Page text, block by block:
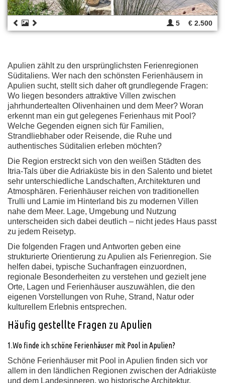
5 € 2.500
Apulien zählt zu den ursprünglichsten Ferienregionen
Süditaliens. Wer nach den schönsten Ferienhäusern in
Apulien sucht, stellt sich daher oft grundlegende Fragen:
Wo liegen besonders attraktive Villen zwischen
jahrhundertealten Olivenhainen und dem Meer? Woran
erkennt man ein gut gelegenes Ferienhaus mit Pool?
Welche Gegenden eignen sich für Familien,
Strandliebhaber oder Reisende, die Ruhe und
authentisches Süditalien erleben möchten?
Die Region erstreckt sich von den weißen Städten des
Itria-Tals über die Adriaküste bis in den Salento und bietet
sehr unterschiedliche Landschaften, Architekturen und
Atmosphären. Ferienhäuser reichen von traditionellen
Trulli und Lamie im Hinterland bis zu modernen Villen
nahe dem Meer. Lage, Umgebung und Nutzung
unterscheiden sich dabei deutlich – nicht jedes Haus passt
zu jedem Reisetyp.
Die folgenden Fragen und Antworten geben eine
strukturierte Orientierung zu Apulien als Ferienregion. Sie
helfen dabei, typische Suchanfragen einzuordnen,
regionale Besonderheiten zu verstehen und gezielt jene
Orte, Lagen und Ferienhäuser auszuwählen, die den
eigenen Vorstellungen von Ruhe, Strand, Natur oder
kulturellem Erlebnis entsprechen.
Häufig gestellte Fragen zu Apulien
1.Wo finde ich schöne Ferienhäuser mit Pool in Apulien?
Schöne Ferienhäuser mit Pool in Apulien finden sich vor
allem in den ländlichen Regionen zwischen der Adriaküste
und dem Landesinneren, wo historische Architektur,